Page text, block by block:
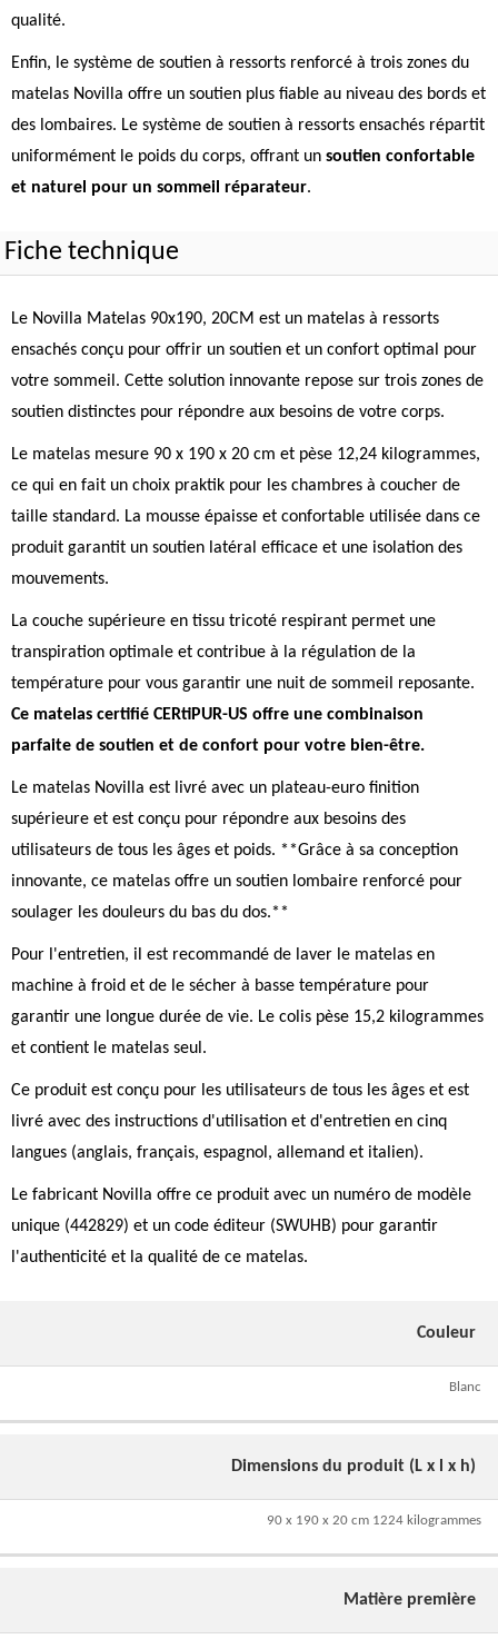
qualité.
Enfin, le système de soutien à ressorts renforcé à trois zones du
matelas Novilla offre un soutien plus fiable au niveau des bords et
des lombaires. Le système de soutien à ressorts ensachés répartit
uniformément le poids du corps, offrant un soutien confortable
et naturel pour un sommeil réparateur.
Fiche technique
Le Novilla Matelas 90x190, 20CM est un matelas à ressorts
ensachés conçu pour offrir un soutien et un confort optimal pour
votre sommeil. Cette solution innovante repose sur trois zones de
soutien distinctes pour répondre aux besoins de votre corps.
Le matelas mesure 90 x 190 x 20 cm et pèse 12,24 kilogrammes,
ce qui en fait un choix praktik pour les chambres à coucher de
taille standard. La mousse épaisse et confortable utilisée dans ce
produit garantit un soutien latéral efficace et une isolation des
mouvements.
La couche supérieure en tissu tricoté respirant permet une
transpiration optimale et contribue à la régulation de la
température pour vous garantir une nuit de sommeil reposante.
Ce matelas certifié CERtiPUR-US offre une combinaison
parfaite de soutien et de confort pour votre bien-être.
Le matelas Novilla est livré avec un plateau-euro finition
supérieure et est conçu pour répondre aux besoins des
utilisateurs de tous les âges et poids. **Grâce à sa conception
innovante, ce matelas offre un soutien lombaire renforcé pour
soulager les douleurs du bas du dos.**
Pour l'entretien, il est recommandé de laver le matelas en
machine à froid et de le sécher à basse température pour
garantir une longue durée de vie. Le colis pèse 15,2 kilogrammes
et contient le matelas seul.
Ce produit est conçu pour les utilisateurs de tous les âges et est
livré avec des instructions d'utilisation et d'entretien en cinq
langues (anglais, français, espagnol, allemand et italien).
Le fabricant Novilla offre ce produit avec un numéro de modèle
unique (442829) et un code éditeur (SWUHB) pour garantir
l'authenticité et la qualité de ce matelas.
Couleur
Blanc
Dimensions du produit (L x l x h)
90 x 190 x 20 cm 1224 kilogrammes
Matière première